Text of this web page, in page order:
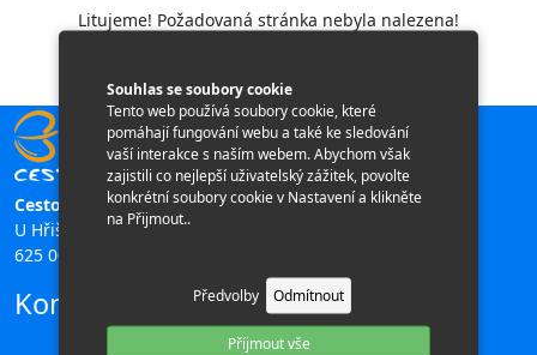
Souhlas se soubory cookie
Tento web používá soubory cookie, které
pomáhají fungování webu a také ke sledování
vaší interakce s naším webem. Abychom však
zajistili co nejlepší uživatelský zážitek, povolte
konkrétní soubory cookie v Nastavení a klikněte
na Přijmout..
Předvolby Odmítnout
Příjmout vše
Litujeme! Požadovaná stránka nebyla nalezena!
Cestovní kancelář TILIA
U Hřiště 196/11,
625 00 Brno
Kontakty